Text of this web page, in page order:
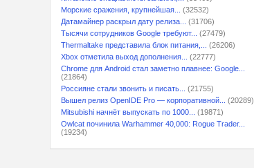
Морские сражения, крупнейшая...
(32532)
Датамайнер раскрыл дату релиза...
(31706)
Тысячи сотрудников Google требуют...
(27479)
Thermaltake представила блок питания,...
(26206)
Xbox отметила выход дополнения...
(22777)
Chrome для Android стал заметно плавнее: Google...
(21864)
Россияне стали звонить и писать...
(21755)
Вышел релиз OpenIDE Pro — корпоративной...
(20289)
Mitsubishi начнёт выпускать по 1000...
(19871)
Owlcat починила Warhammer 40,000: Rogue Trader...
(19234)